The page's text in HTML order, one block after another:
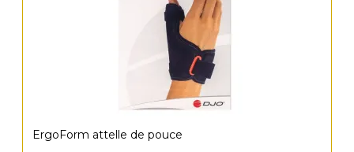
ErgoForm attelle de pouce